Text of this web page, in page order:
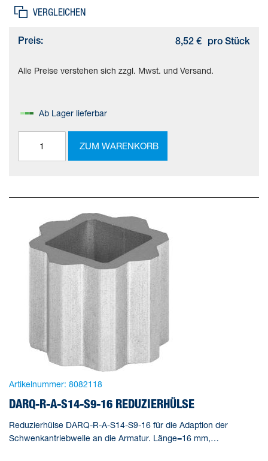
VERGLEICHEN
Preis: 8,52 € pro Stück
Alle Preise verstehen sich zzgl. Mwst. und Versand.
Ab Lager lieferbar
ZUM WARENKORB
Artikelnummer: 8082118
DARQ-R-A-S14-S9-16 REDUZIERHÜLSE
Reduzierhülse DARQ-R-A-S14-S9-16 für die Adaption der
Schwenkantriebwelle an die Armatur. Länge=16 mm,